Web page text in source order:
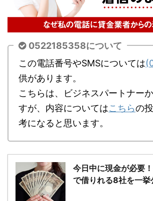
0522185358について
この電話番号やSMSについては
供があります。
こちらは、ビジネスパートナー
すが、内容についてはこちらの
考になると思います。
今日中に現金が必要
で借りれる8社を一挙